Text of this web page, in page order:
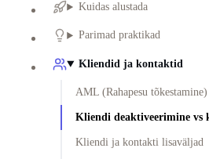
Kuidas alustada
Parimad praktikad
Kliendid ja kontaktid
AML (Rahapesu tõkestamine)
Kliendi deaktiveerimine vs
Kliendi ja kontakti lisaväljad